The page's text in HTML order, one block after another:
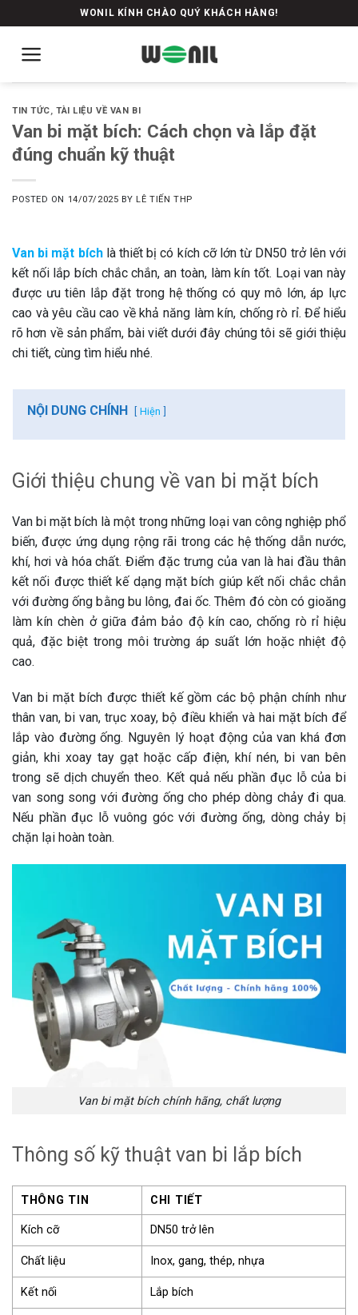
to
content
WONIL KÍNH CHÀO QUÝ KHÁCH HÀNG!
TIN TỨC,TÀI LIỆU VỀ VAN BI
Van bi mặt bích: Cách chọn và lắp đặt
đúng chuẩn kỹ thuật
POSTED ON 14/07/2025 BY LÊ TIẾN THP
Van bi mặt bíchlà thiết bị có kích cỡ lớn từ DN50 trở lên với
kết nối lắp bích chắc chắn, an toàn, làm kín tốt. Loại van này
được ưu tiên lắp đặt trong hệ thống có quy mô lớn, áp lực
cao và yêu cầu cao về khả năng làm kín, chống rò rỉ. Để hiểu
rõ hơn về sản phẩm, bài viết dưới đây chúng tôi sẽ giới thiệu
chi tiết, cùng tìm hiểu nhé.
NỘI DUNG CHÍNH Hiện
Giới thiệu chung về van bi mặt bích
Van bi mặt bích là một trong những loại van công nghiệp phổ
biến, được ứng dụng rộng rãi trong các hệ thống dẫn nước,
khí, hơi và hóa chất. Điểm đặc trưng của van là hai đầu thân
kết nối được thiết kế dạng mặt bích giúp kết nối chắc chắn
với đường ống bằng bu lông, đai ốc. Thêm đó còn có gioăng
làm kín chèn ở giữa đảm bảo độ kín cao, chống rò rỉ hiệu
quả, đặc biệt trong môi trường áp suất lớn hoặc nhiệt độ
cao.
Van bi mặt bích được thiết kế gồm các bộ phận chính như
thân van, bi van, trục xoay, bộ điều khiển và hai mặt bích để
lắp vào đường ống. Nguyên lý hoạt động của van khá đơn
giản, khi xoay tay gạt hoặc cấp điện, khí nén, bi van bên
trong sẽ dịch chuyển theo. Kết quả nếu phần đục lỗ của bi
van song song với đường ống cho phép dòng chảy đi qua.
Nếu phần đục lỗ vuông góc với đường ống, dòng chảy bị
chặn lại hoàn toàn.
Van bi mặt bích chính hãng, chất lượng
Thông số kỹ thuật van bi lắp bích
THÔNG TIN CHI TIẾT
Kích cỡ DN50 trở lên
Chất liệu Inox, gang, thép, nhựa
Kết nối Lắp bích